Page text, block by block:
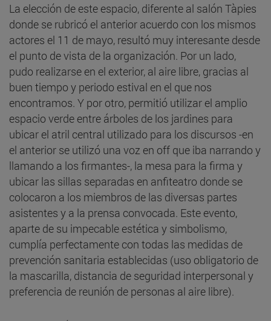
La elección de este espacio, diferente al salón Tàpies
donde se rubricó el anterior acuerdo con los mismos
actores el 11 de mayo, resultó muy interesante desde
el punto de vista de la organización. Por un lado,
pudo realizarse en el exterior, al aire libre, gracias al
buen tiempo y periodo estival en el que nos
encontramos. Y por otro, permitió utilizar el amplio
espacio verde entre árboles de los jardines para
ubicar el atril central utilizado para los discursos -en
el anterior se utilizó una voz en off que iba narrando y
llamando a los firmantes-, la mesa para la firma y
ubicar las sillas separadas en anfiteatro donde se
colocaron a los miembros de las diversas partes
asistentes y a la prensa convocada. Este evento,
aparte de su impecable estética y simbolismo,
cumplía perfectamente con todas las medidas de
prevención sanitaria establecidas (uso obligatorio de
la mascarilla, distancia de seguridad interpersonal y
preferencia de reunión de personas al aire libre).